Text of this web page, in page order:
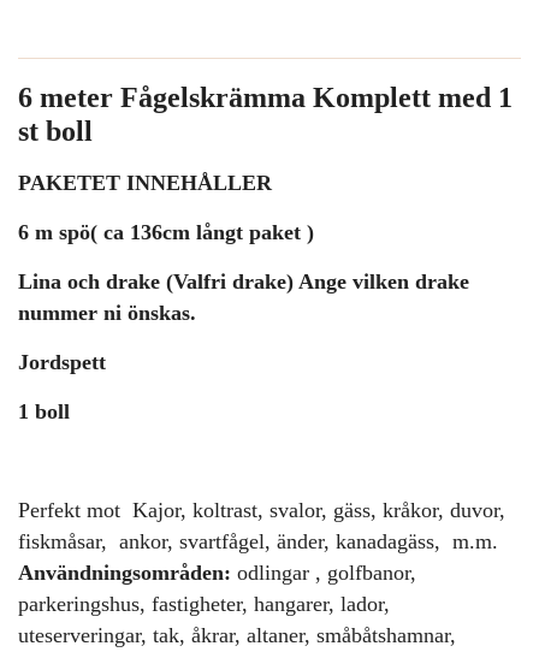
6 meter Fågelskrämma Komplett med 1
st boll
PAKETET INNEHÅLLER
6 m spö( ca 136cm långt paket )
Lina och drake (Valfri drake) Ange vilken drake
nummer ni önskas.
Jordspett
1 boll
Perfekt mot Kajor, koltrast, svalor, gäss, kråkor, duvor,
fiskmåsar, ankor, svartfågel, änder, kanadagäss, m.m.
Användningsområden: odlingar , golfbanor,
parkeringshus, fastigheter, hangarer, lador,
uteserveringar, tak, åkrar, altaner, småbåtshamnar,